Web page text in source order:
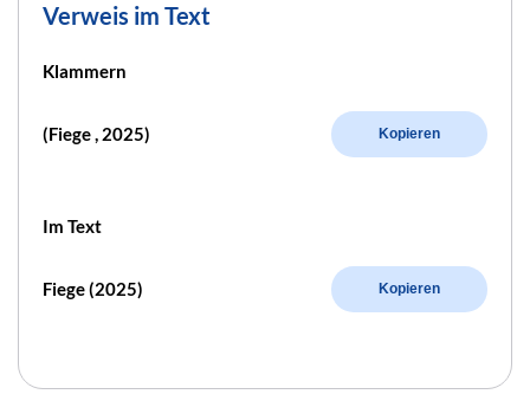
Verweis im Text
Klammern
(Fiege , 2025) Kopieren
Im Text
Fiege (2025) Kopieren